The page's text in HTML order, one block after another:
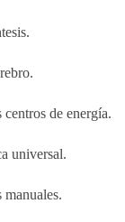
de energía.
universal.